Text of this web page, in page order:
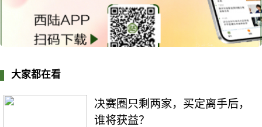
大家都在看
决赛圈只剩两家，买定离手后，
谁将获益？